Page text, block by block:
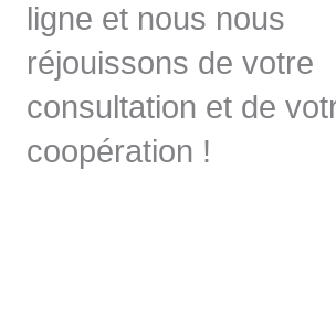
ligne et nous nous
réjouissons de votre
consultation et de
coopération !